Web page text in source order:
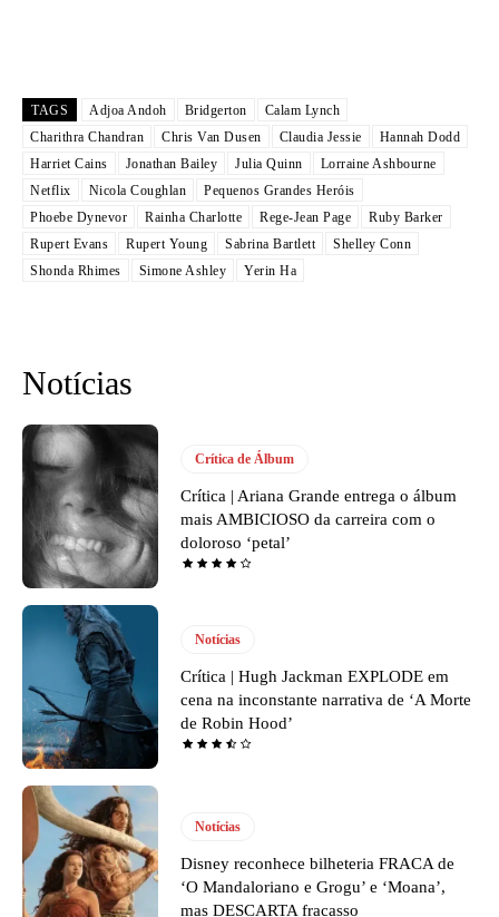
TAGS Adjoa Andoh Bridgerton
Calam Lynch
Charithra Chandran
Chris Van Dusen Claudia Jessie
Hannah Dodd
Harriet Cains
Jonathan Bailey Julia Quinn
Lorraine Ashbourne
Netflix
Nicola Coughlan
Pequenos Grandes Heróis
Phoebe Dynevor
Rainha Charlotte Rege-Jean Page
Ruby Barker
Rupert Evans
Rupert Young Sabrina Bartlett
Shelley Conn
Shonda Rhimes
Simone Ashley Yerin Ha
Notícias
Crítica de Álbum
Crítica | Ariana Grande entrega o álbum
mais AMBICIOSO da carreira com o
doloroso ‘petal’
Notícias
Crítica | Hugh Jackman EXPLODE em
cena na inconstante narrativa de ‘A Morte
de Robin Hood’
Notícias
Disney reconhece bilheteria FRACA de
‘O Mandaloriano e Grogu’ e ‘Moana’,
mas DESCARTA fracasso